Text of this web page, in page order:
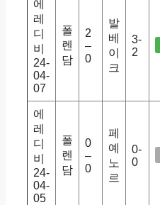
에
레
디
비
24-
04-
07
폴
렌
담
2
–
0
발
베
이
크
3-
2
에
레
디
비
24-
04-
05
폴
렌
담
0
–
0
페
예
노
르
0-
0